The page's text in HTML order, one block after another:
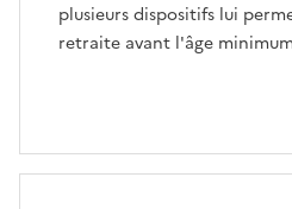
plusieurs dispositifs lui
retraite avant l'âge